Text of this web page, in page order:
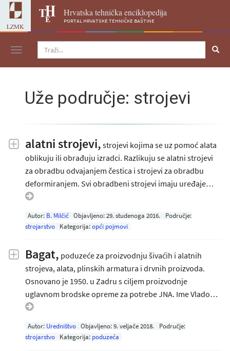
LZMK
Hrvatska tehnička enciklopedija
portal hrvatske tehničke baštine
Navigacija
Uže područje: strojevi
alatni strojevi, strojevi kojima se uz pomoć alata
oblikuju ili obrađuju izradci. Razlikuju se alatni strojevi
za obradbu odvajanjem čestica i strojevi za obradbu
deformiranjem. Svi obradbeni strojevi imaju uređaje…
Autor: B. Milčić Objavljeno:29. studenoga 2016.
Područje:
strojarstvo
Kategorija:opći pojmovi
Bagat, poduzeće za proizvodnju šivaćih i alatnih
strojeva, alata, plinskih armatura i drvnih proizvoda.
Osnovano je 1950. u Zadru s ciljem proizvodnje
uglavnom brodske opreme za potrebe JNA. Ime Vlado…
Autor: Uredništvo Objavljeno:9. veljače 2018.
Područje:
strojarstvo
Kategorija: poduzeća